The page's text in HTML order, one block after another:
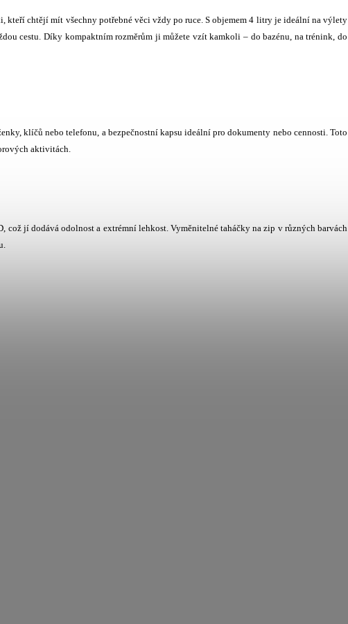
kteří chtějí mít všechny potřebné věci vždy po ruce. S objemem 4 litry je ideální na výlety
cestu. Díky kompaktním rozměrům ji můžete vzít kamkoli – do bazénu, na trénink, do
klíčů nebo telefonu, a bezpečnostní kapsu ideální pro dokumenty nebo cennosti. Toto
aktivitách.
což jí dodává odolnost a extrémní lehkost. Vyměnitelné taháčky na zip v různých barvách